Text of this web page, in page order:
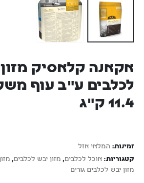
אקאנה קלאסיק
לכלבים ע"ב עוף
11.4 ק"ג
זמינות: המלאי אזל
קטגוריות: אוכל לכלבים, מזון יבש לכלבים,
מזון יבש לכלבים גורים